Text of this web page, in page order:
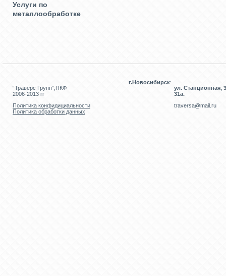
Услуги по
металлообработке
“Траверс Групп”,ПКФ
2006-2013 гг
Политика конфидициальности
Политика обработки данных
г.Новосибирск:
ул. Станционная,
31а.
traversa@mail.ru